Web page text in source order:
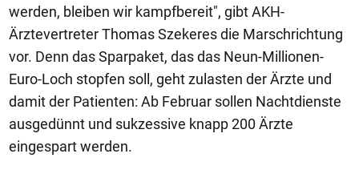
werden, bleiben wir kampfbereit", gibt AKH-
Ärztevertreter Thomas Szekeres die Marschrichtung
vor. Denn das Sparpaket, das das Neun-Millionen-
Euro-Loch stopfen soll, geht zulasten der Ärzte und
damit der Patienten: Ab Februar sollen Nachtdienste
ausgedünnt und sukzessive knapp 200 Ärzte
eingespart werden.